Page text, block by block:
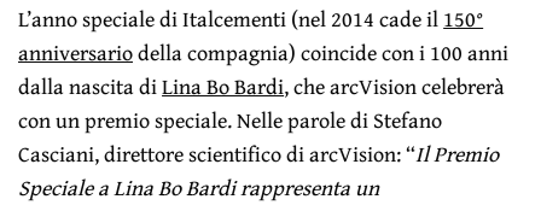
L’anno speciale di Italcementi (nel 2014 cade il150°
anniversariodella compagnia) coincide con i 100 anni
dalla nascita diLina Bo Bardi, che arcVision celebrerà
con un premio speciale. Nelle parole di Stefano
Casciani, direttore scientifico di arcVision: “Il Premio
Speciale a Lina Bo Bardi rappresenta un